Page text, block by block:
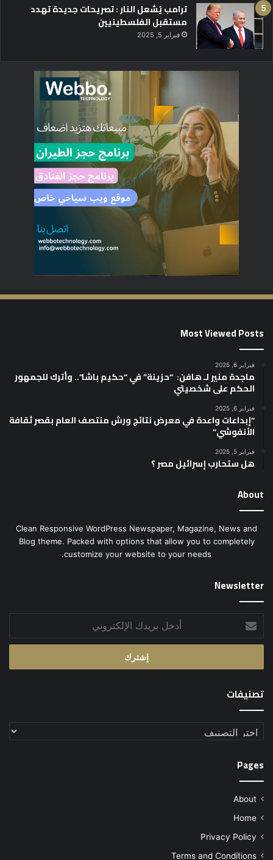
ترامب يُشعل النار : تصريحات جديدة تهدد
مستقبل الفلسطينيين
فبراير 5, 2025
Most Viewed Posts
فبراير 6, 2025
ماجدة منير لـ هافن: “حزينة” في “حكيم باشا”.. وأترك للجمهور
الحكم على شخصيتي
فبراير 6, 2025
“إبداعات واعدة في معرض نتائج ورش منتصف العام بقصر ثقافة
الأنفوشي”
فبراير 5, 2025
هل ستحارب إسرائيل مصر ؟
About
Clean Responsive WordPress Newspaper, Magazine, News and
Blog theme. Packed with options that allow you to completely
customize your website to your needs.
Newsletter
بريدك
الإلكتروني
تصنيفات
تصنيفات
Pages
About
Home
Privacy Policy
Terms and Conditions